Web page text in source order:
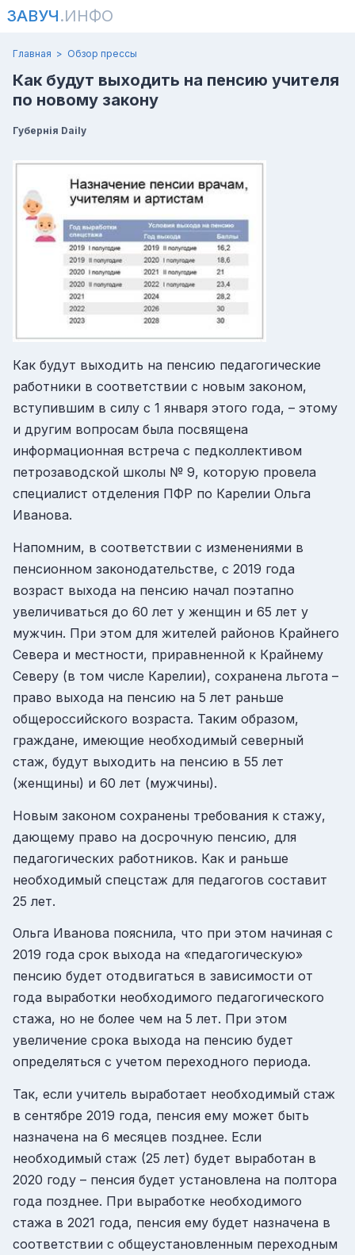
ЗАВУЧ.ИНФО
Главная Обзор прессы
Как будут выходить на пенсию учителя
по новому закону
Губернiя Daily
Как будут выходить на пенсию педагогические
работники в соответствии с новым законом,
вступившим в силу с 1 января этого года, – этому
и другим вопросам была посвящена
информационная встреча с педколлективом
петрозаводской школы № 9, которую провела
специалист отделения ПФР по Карелии Ольга
Иванова.
Напомним, в соответствии с изменениями в
пенсионном законодательстве, с 2019 года
возраст выхода на пенсию начал поэтапно
увеличиваться до 60 лет у женщин и 65 лет у
мужчин. При этом для жителей районов Крайнего
Севера и местности, приравненной к Крайнему
Северу (в том числе Карелии), сохранена льгота –
право выхода на пенсию на 5 лет раньше
общероссийского возраста. Таким образом,
граждане, имеющие необходимый северный
стаж, будут выходить на пенсию в 55 лет
(женщины) и 60 лет (мужчины).
Новым законом сохранены требования к стажу,
дающему право на досрочную пенсию, для
педагогических работников. Как и раньше
необходимый спецстаж для педагогов составит
25 лет.
Ольга Иванова пояснила, что при этом начиная с
2019 года срок выхода на «педагогическую»
пенсию будет отодвигаться в зависимости от
года выработки необходимого педагогического
стажа, но не более чем на 5 лет. При этом
увеличение срока выхода на пенсию будет
определяться с учетом переходного периода.
Так, если учитель выработает необходимый стаж
в сентябре 2019 года, пенсия ему может быть
назначена на 6 месяцев позднее. Если
необходимый стаж (25 лет) будет выработан в
2020 году – пенсия будет установлена на полтора
года позднее. При выработке необходимого
стажа в 2021 года, пенсия ему будет назначена в
соответствии с общеустановленным переходным